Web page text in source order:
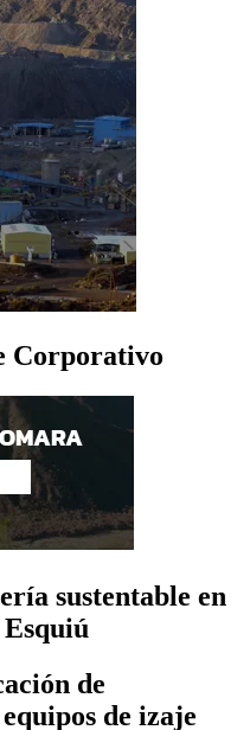
Corporativo
sustentable en
de
de izaje